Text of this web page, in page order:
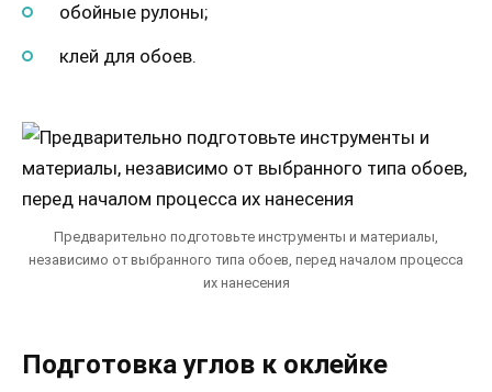
обойные рулоны;
клей для обоев.
Предварительно подготовьте инструменты и материалы,
независимо от выбранного типа обоев, перед началом процесса
их нанесения
Подготовка углов к оклейке